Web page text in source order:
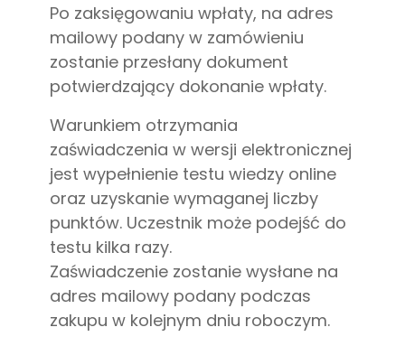
Po zaksięgowaniu wpłaty, na adres
mailowy podany w zamówieniu
zostanie przesłany dokument
potwierdzający dokonanie wpłaty.
Warunkiem otrzymania
zaświadczenia w wersji elektronicznej
jest wypełnienie testu wiedzy online
oraz uzyskanie wymaganej liczby
punktów. Uczestnik może podejść do
testu kilka razy.
Zaświadczenie zostanie wysłane na
adres mailowy podany podczas
zakupu w kolejnym dniu roboczym.